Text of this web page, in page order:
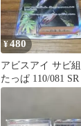
¥480
アビスアイ サビ
たっぱ 110/081 SR